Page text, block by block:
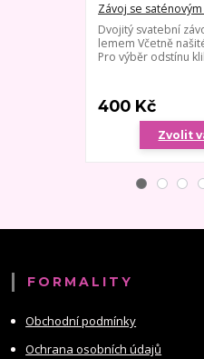
Závoj se
Dvojitý svatební
lemem Včetně
Pro výběr odstínu
400 Kč
Zvolit
FORMALITY
Obchodní podmínky
Ochrana osobních údajů